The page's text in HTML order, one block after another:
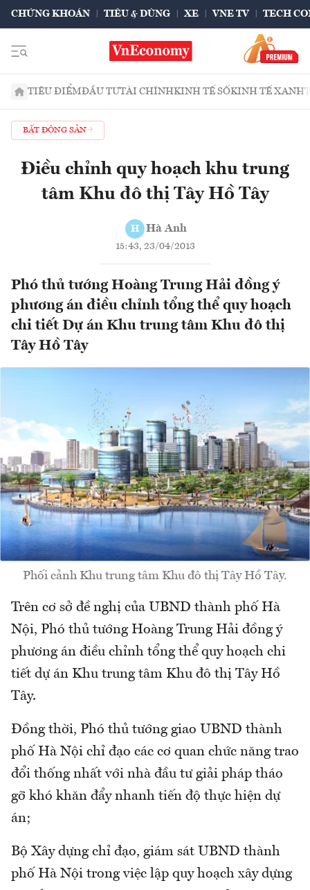
CHỨNG KHOÁN TIÊU & DÙNG XE VNE TV TECH
TIÊU ĐIỂMĐẦU TƯTÀI CHÍNHKINH TẾ SỐKINH TẾ XANH
BẤT ĐỘNG SẢN
Điều chỉnh quy hoạch khu trung
tâm Khu đô thị Tây Hồ Tây
H Hà Anh
15:43, 23/04/2013
Phó thủ tướng Hoàng Trung Hải đồng ý
phương án điều chỉnh tổng thể quy hoạch
chi tiết Dự án Khu trung tâm Khu đô thị
Tây Hồ Tây
Phối cảnh Khu trung tâm Khu đô thị Tây Hồ Tây.
Trên cơ sở đề nghị của UBND thành phố Hà
Nội, Phó thủ tướng Hoàng Trung Hải đồng ý
phương án điều chỉnh tổng thể quy hoạch chi
tiết dự án Khu trung tâm Khu đô thị Tây Hồ
Tây.
Đồng thời, Phó thủ tướng giao UBND thành
phố Hà Nội chỉ đạo các cơ quan chức năng trao
đổi thống nhất với nhà đầu tư giải pháp tháo
gỡ khó khăn đẩy nhanh tiến độ thực hiện dự
án;
Bộ Xây dựng chỉ đạo, giám sát UBND thành
phố Hà Nội trong việc lập quy hoạch xây dựng